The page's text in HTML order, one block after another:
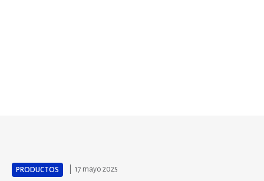
PRODUCTOS 17 mayo 2025